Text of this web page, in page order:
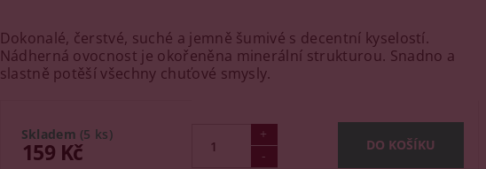
Dokonalé, čerstvé, suché a jemně šumivé s decentní kyselostí.
Nádherná ovocnost je okořeněna minerální strukturou. Snadno a
slastně potěší všechny chuťové smysly.
Skladem (5 ks)
159 Kč